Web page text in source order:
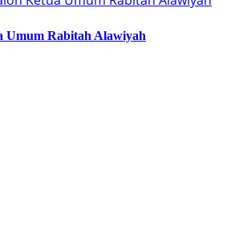
Umum Rabitah Alawiyah